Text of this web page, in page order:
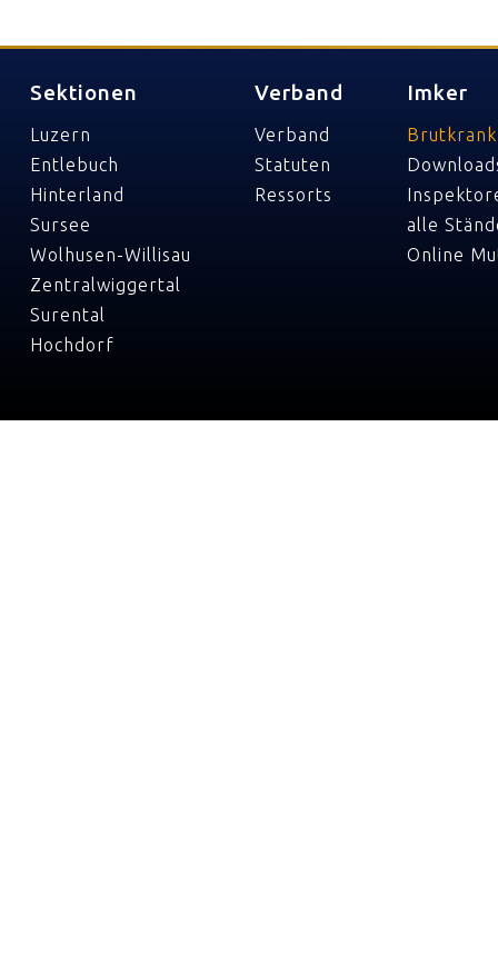
Sektionen
Luzern
Entlebuch
Hinterland
Sursee
Wolhusen-Willisau
Zentralwiggertal
Surental
Hochdorf
Verband
Verband
Statuten
Ressorts
Imker
alle
Online